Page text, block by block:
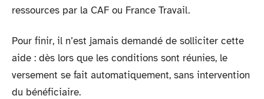
ressources par la CAF ou France Travail.
Pour finir, il n’est jamais demandé de solliciter cette
aide : dès lors que les conditions sont réunies, le
versement se fait automatiquement, sans intervention
du bénéficiaire.